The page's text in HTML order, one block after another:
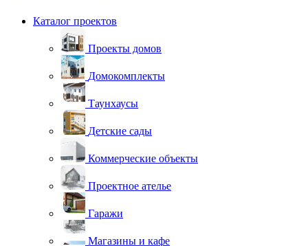
Каталог проектов
Проекты домов
Домокомплекты
Таунхаусы
Детские сады
Коммерческие объекты
Проектное ателье
Гаражи
Магазины и кафе